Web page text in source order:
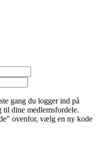
gang du logger ind på
til dine medlemsfordele.
ovenfor, vælg en ny kode